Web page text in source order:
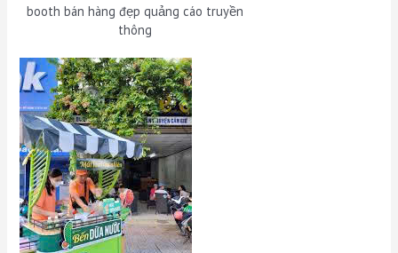
booth bán hàng đẹp quảng cáo truyền
thông